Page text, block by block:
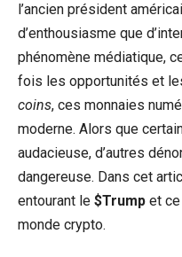
l’ancien président
d’enthousiasme que
phénomène médiatique,
fois les opportunités et
coins, ces monnaies
moderne. Alors que
audacieuse, d’autres
dangereuse. Dans cet
entourant le $Trump et
monde crypto.